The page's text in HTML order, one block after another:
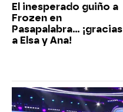
El inesperado guiño a
Frozen en
Pasapalabra… ¡gracias
a Elsa y Ana!